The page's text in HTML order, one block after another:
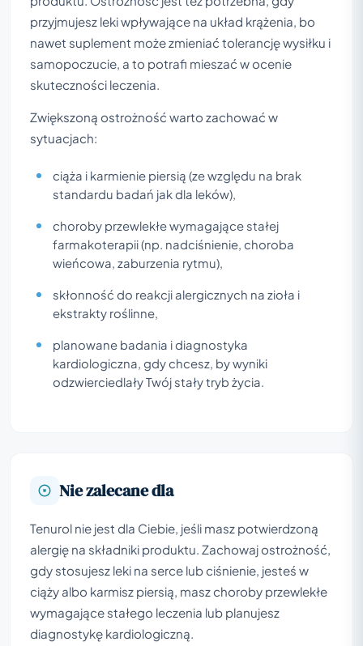
przyjmujesz leki wpływające na układ krążenia, bo
nawet suplement może zmieniać tolerancję wysiłku i
samopoczucie, a to potrafi mieszać w ocenie
skuteczności leczenia.
Zwiększoną ostrożność warto zachować w
sytuacjach:
ciąża i karmienie piersią (ze względu na brak
standardu badań jak dla leków),
choroby przewlekłe wymagające stałej
farmakoterapii (np. nadciśnienie, choroba
wieńcowa, zaburzenia rytmu),
skłonność do reakcji alergicznych na zioła i
ekstrakty roślinne,
planowane badania i diagnostyka
kardiologiczna, gdy chcesz, by wyniki
odzwierciedlały Twój stały tryb życia.
Nie zalecane dla
Tenurol nie jest dla Ciebie, jeśli masz potwierdzoną
alergię na składniki produktu. Zachowaj ostrożność,
gdy stosujesz leki na serce lub ciśnienie, jesteś w
ciąży albo karmisz piersią, masz choroby przewlekłe
wymagające stałego leczenia lub planujesz
diagnostykę kardiologiczną.